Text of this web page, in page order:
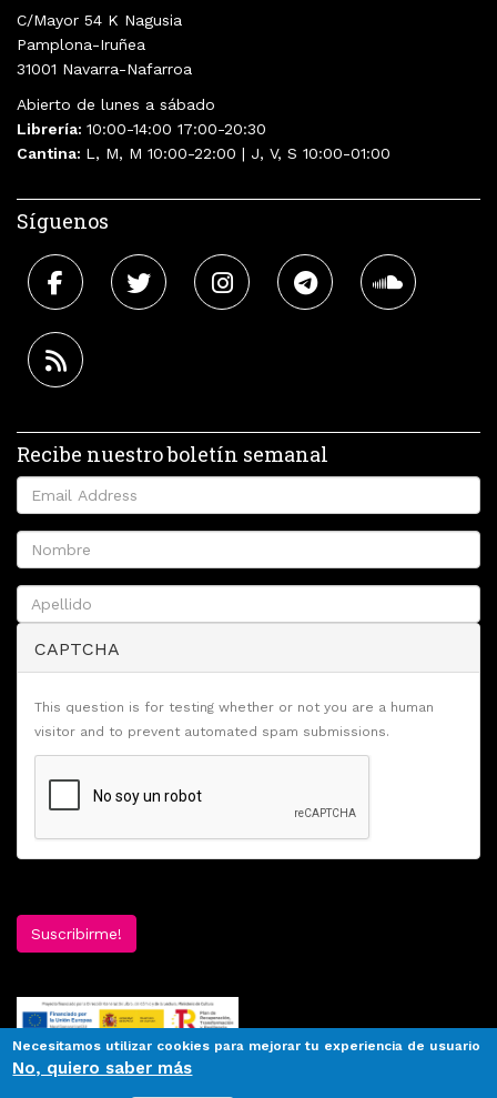
C/Mayor 54 K Nagusia
Pamplona-Iruñea
31001 Navarra-Nafarroa
Abierto de lunes a sábado
Librería: 10:00-14:00 17:00-20:30
Cantina: L, M, M 10:00-22:00 | J, V, S 10:00-01:00
Síguenos
Recibe nuestro boletín semanal
CAPTCHA
This question is for testing whether or not you are a human
visitor and to prevent automated spam submissions.
Suscribirme!
Necesitamos utilizar cookies para mejorar tu experiencia de usuario
No, quiero saber más